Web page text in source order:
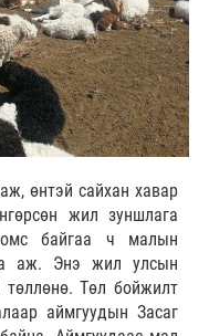
өнтэй сайхан хавар
жил зуншлага
байгаа ч малын
аж. Энэ жил улсын
Төл бойжилт
аймгуудын Засаг